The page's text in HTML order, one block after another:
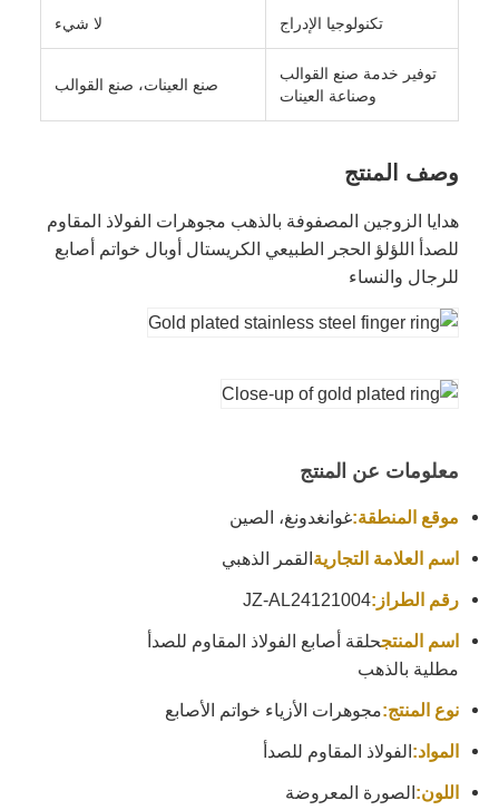
تكنولوجيا الإدراج لا شيء
توفير خدمة صنع القوالب
وصناعة العينات
صنع العينات، صنع القوالب
وصف المنتج
هدايا الزوجين المصفوفة بالذهب مجوهرات الفولاذ المقاوم
للصدأ اللؤلؤ الحجر الطبيعي الكريستال أوبال خواتم أصابع
للرجال والنساء
معلومات عن المنتج
موقع المنطقة:غوانغدونغ، الصين
اسم العلامة التجاريةالقمر الذهبي
رقم الطراز:JZ-AL24121004
اسم المنتجحلقة أصابع الفولاذ المقاوم للصدأ
مطلية بالذهب
نوع المنتج:مجوهرات الأزياء خواتم الأصابع
المواد:الفولاذ المقاوم للصدأ
اللون:الصورة المعروضة